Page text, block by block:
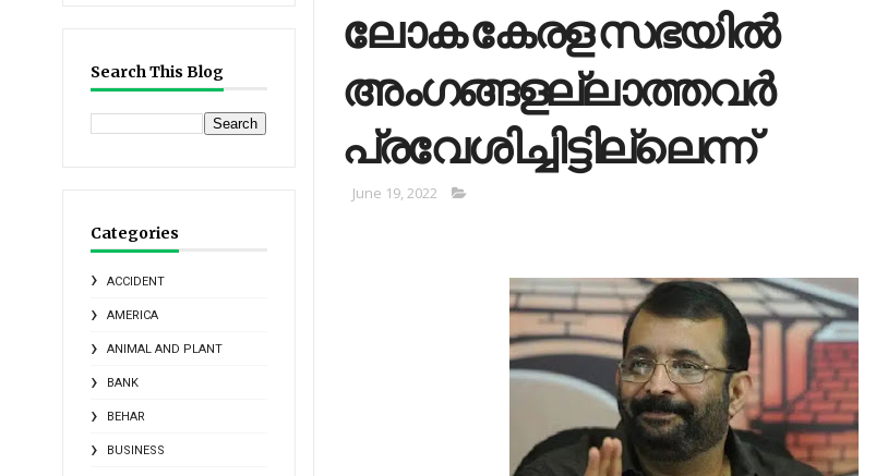
Search This Blog
Categories
ACCIDENT
AMERICA
ANIMAL AND PLANT
BANK
BEHAR
BUSINESS
ലോക കേരള സഭയില്‍
അംഗങ്ങളല്ലാത്തവര്‍
പ്രവേശിച്ചിട്ടില്ലെന്ന്
June 19, 2022